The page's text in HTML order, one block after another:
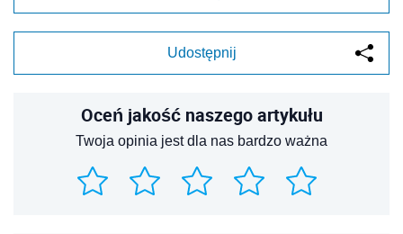
Udostępnij
Oceń jakość naszego artykułu
Twoja opinia jest dla nas bardzo ważna